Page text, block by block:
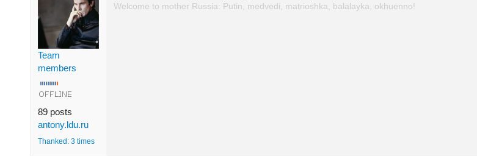
Team
members
89 posts
antony.ldu.ru
Thanked: 3 times
Welcome to mother Russia: Putin, medvedi, matrioshka, balalayka, okhuenno!